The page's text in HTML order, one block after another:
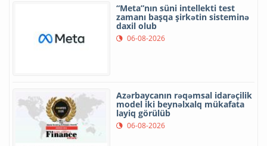
“Meta”nın süni intellekti test
zamanı başqa şirkətin sisteminə
daxil olub
06-08-2026
Azərbaycanın rəqəmsal idarəçilik
model iki beynəlxalq mükafata
layiq görülüb
06-08-2026